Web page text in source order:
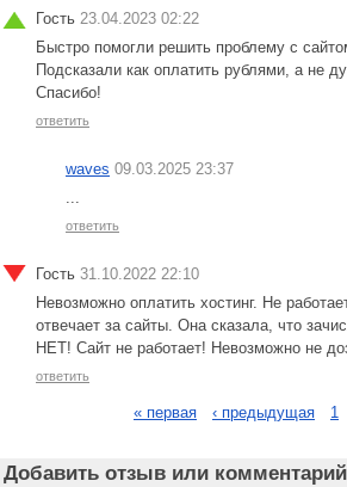
Гость 23.04.2023 02:22
Быстро помогли решить проблему с
Подсказали как оплатить рублями, а не
Спасибо!
ответить
waves 09.03.2025 23:37
ответить
Гость 31.10.2022 22:10
Невозможно оплатить хостинг. Не
отвечает за сайты. Она сказала, что
НЕТ! Сайт не работает! Невозможно не
ответить
« первая ‹ предыдущая 1
Добавить отзыв или комментарий